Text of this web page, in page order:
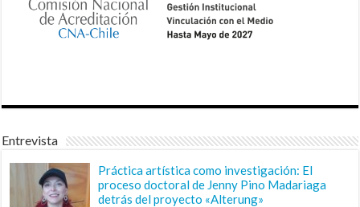
Entrevista
Práctica artística como investigación: El
proceso doctoral de Jenny Pino Madariaga
detrás del proyecto «Alterung»